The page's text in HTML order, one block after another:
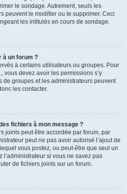
le sondage. Autrement, seuls les
peuvent le modifier ou le supprimer. Ceci
les intitulés en cours de sondage.
à un forum ?
à certains utilisateurs ou groupes. Pour
vous devez avoir les permissions s’y
de groupes et les administrateurs peuvent
les contacter.
fichiers à mon message ?
joints peut être accordée par forum, par
peut ne pas avoir autorisé l’ajout de
vous postez, ou peut-être que seul un
si vous ne savez pas
de fichiers joints sur un forum.